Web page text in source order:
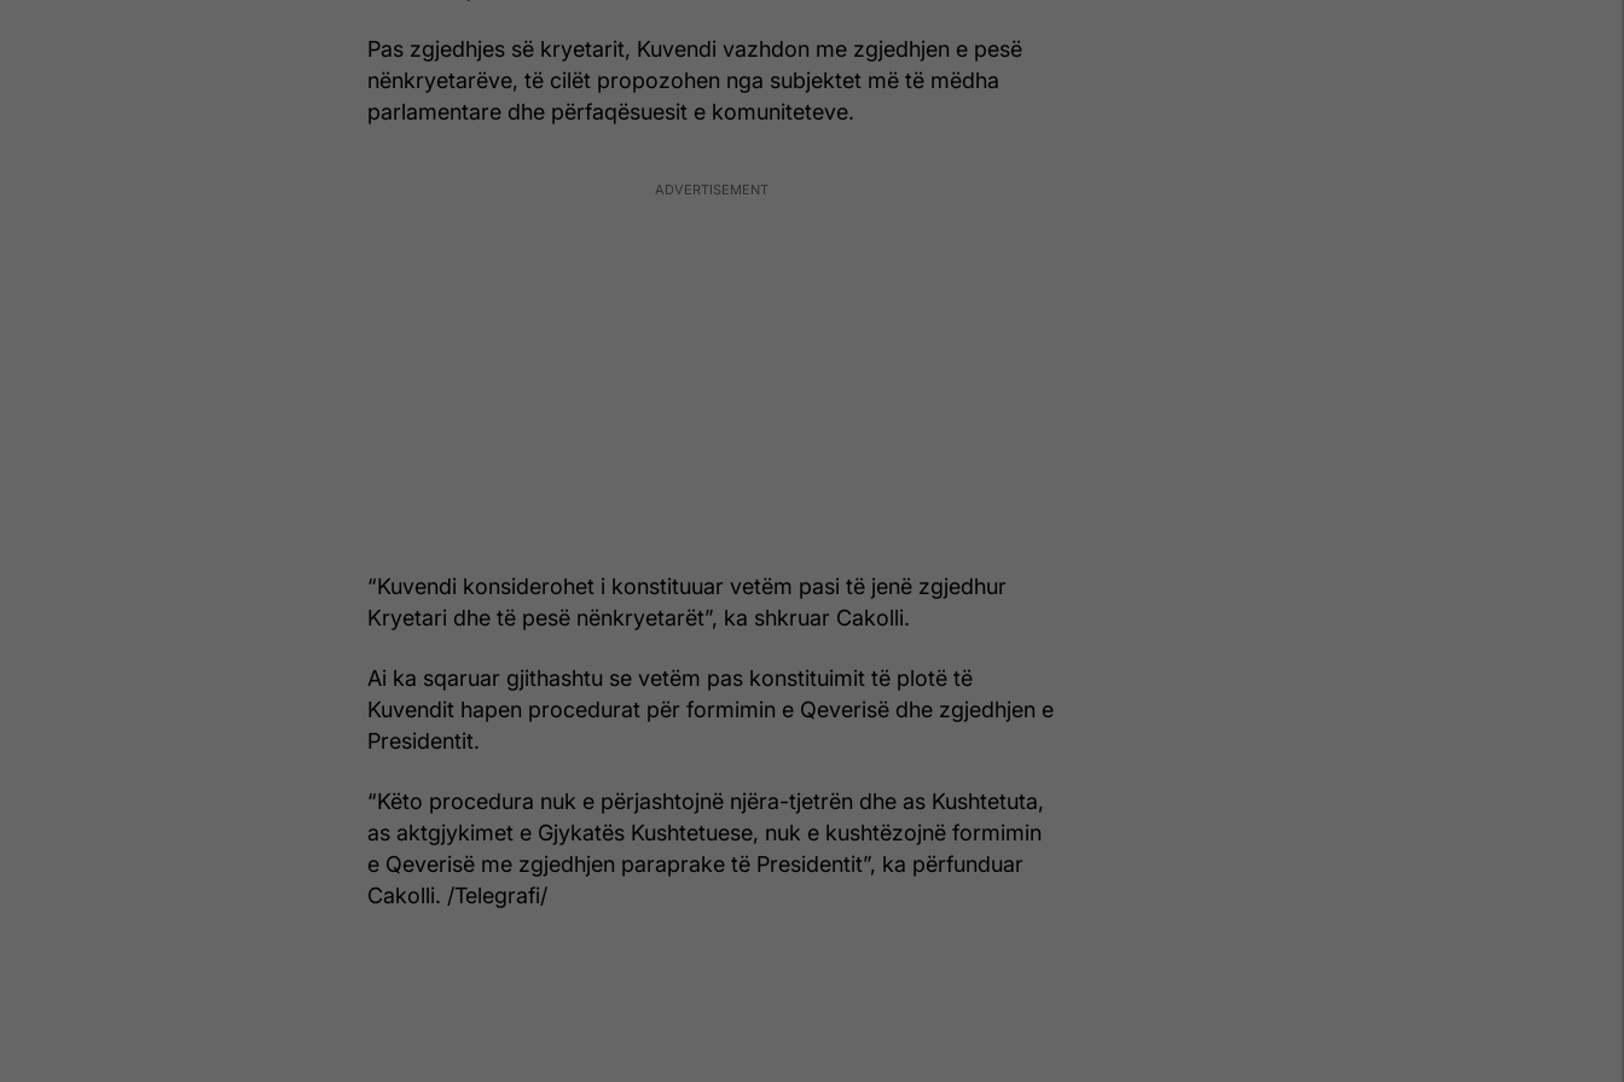
Pas zgjedhjes së kryetarit, Kuvendi vazhdon me zgjedhjen e pesë
nënkryetarëve, të cilët propozohen nga subjektet më të mëdha
parlamentare dhe përfaqësuesit e komuniteteve.
“Kuvendi konsiderohet i konstituuar vetëm pasi të jenë zgjedhur
Kryetari dhe të pesë nënkryetarët”, ka shkruar Cakolli.
Ai ka sqaruar gjithashtu se vetëm pas konstituimit të plotë të
Kuvendit hapen procedurat për formimin e Qeverisë dhe zgjedhjen e
Presidentit.
“Këto procedura nuk e përjashtojnë njëra-tjetrën dhe as Kushtetuta,
as aktgjykimet e Gjykatës Kushtetuese, nuk e kushtëzojnë formimin
e Qeverisë me zgjedhjen paraprake të Presidentit”, ka përfunduar
Cakolli. /Telegrafi/